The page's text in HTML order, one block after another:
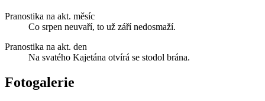
Pranostika na akt. měsíc
Co srpen neuvaří, to už září nedosmaží.
Pranostika na akt. den
Na svatého Kajetána otvírá se stodol brána.
Fotogalerie